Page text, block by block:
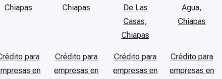
Chiapas
Chiapas
De Las
Casas,
Chiapas
Agua,
Chiapas
para
en
Crédito para
empresas en
Crédito para
empresas en
Crédito para
empresas en